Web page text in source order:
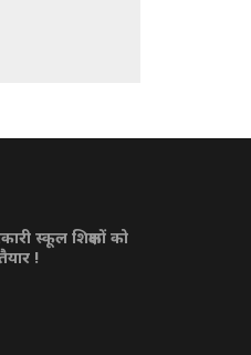
स्कूल शिक्षकों को
!